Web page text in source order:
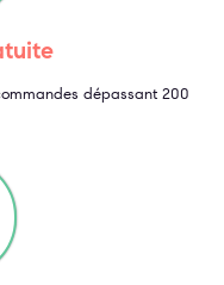
dépassant 200